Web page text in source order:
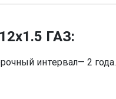
ГАЗ:
интервал— 2 года.